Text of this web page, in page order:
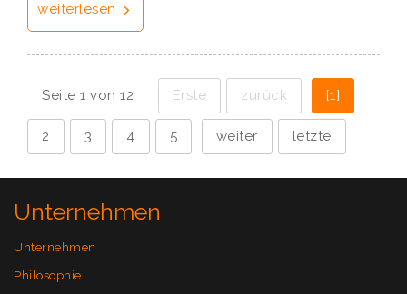
weiterlesen
Seite 1 von 12 Erste zurück [1]
2 3 4 5 weiter letzte
Unternehmen
Unternehmen
Philosophie